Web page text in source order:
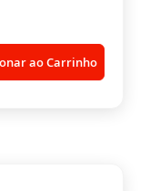
ao Carrinho